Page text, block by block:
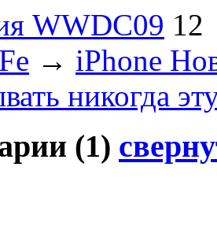
WWDC09 12
→ iPhone
никогда
(1)